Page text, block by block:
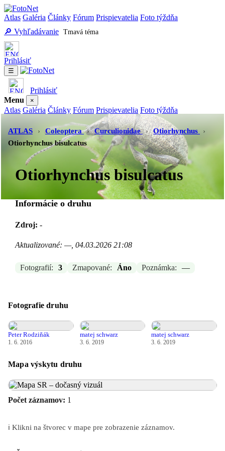
Atlas Galéria Články Fórum Prispievatelia Foto týždňa
🔎 Vyhľadávanie Tmavá téma
Prihlásiť
☰
Prihlásiť
Menu
×
Atlas Galéria Články Fórum Prispievatelia Foto týždňa
ATLAS
› Coleoptera › Curculionidae › Otiorhynchus
›
Otiorhynchus bisulcatus
Otiorhynchus bisulcatus
Informácie o druhu
Zdroj: -
Aktualizované: —, 04.03.2026 21:08
Fotografií: 3 Zmapované: Áno Poznámka: —
Fotografie druhu
Peter Rodziňák
1. 6. 2016
matej schwarz
3. 6. 2019
matej schwarz
3. 6. 2019
Mapa výskytu druhu
Počet záznamov: 1
ℹ️ Klikni na štvorec v mape pre zobrazenie záznamov.